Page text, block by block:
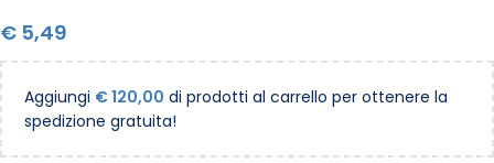
€ 5,49
Aggiungi €120,00 di prodotti al carrello per ottenere la
spedizione gratuita!